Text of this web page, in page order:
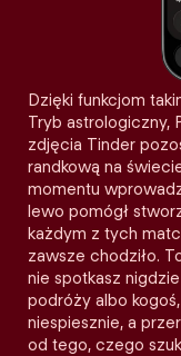
Dzięki funkcjom
Tryb astrologiczny,
zdjęcia Tinder
randkową na
momentu
lewo pomógł
każdym z tych
zawsze chodziło.
nie spotkasz
podróży albo
niespiesznie, a
od tego, czego